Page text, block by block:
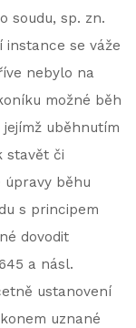
soudu, sp. zn.
instance se váže
nebylo na
možné běh
uběhnutím
stavět či
úpravy běhu
s principem
dovodit
a násl.
ustanovení
uznané